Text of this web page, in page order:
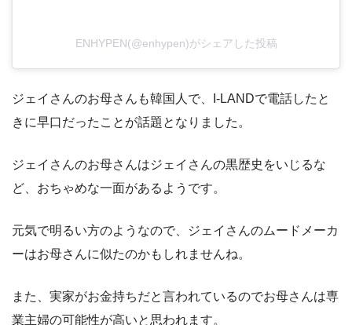
ENHYPEN(@enhypen)がシェアした投稿
ジェイさんのお母さんも韓国人で、I-LANDで電話したと
きに早口だったことが話題となりました。
ジェイさんのお母さんはジェイさんの黒歴史をいじるな
ど、おちゃめな一面があるようです。
元気で明るい方のようなので、ジェイさんのムードメーカ
ーはお母さんに似たのかもしれませんね。
また、実家がお金持ちだと言われているのでお母さんは専
業主婦の可能性が高いと思われます。